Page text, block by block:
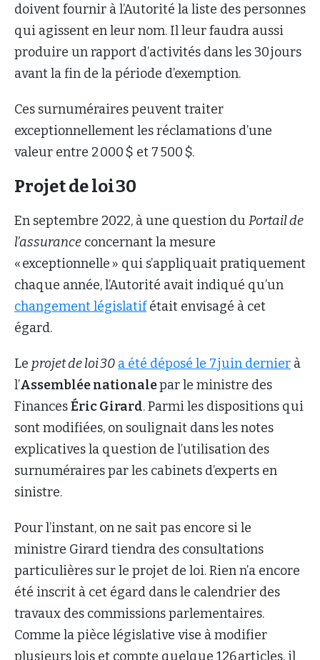
doivent fournir à l’Autorité la liste des personnes
qui agissent en leur nom. Il leur faudra aussi
produire un rapport d’activités dans les 30 jours
avant la fin de la période d’exemption.
Ces surnuméraires peuvent traiter
exceptionnellement les réclamations d’une
valeur entre 2 000 $ et 7 500 $.
Projet de loi 30
En septembre 2022, à une question du Portail de
l’assurance concernant la mesure
« exceptionnelle » qui s’appliquait pratiquement
chaque année, l’Autorité avait indiqué qu’un
changement législatifétait envisagé à cet
égard.
Le projet de loi 30 a été déposé le 7 juin dernier à
l’Assemblée nationalepar le ministre des
FinancesÉric Girard. Parmi les dispositions qui
sont modifiées, on soulignait dans les notes
explicatives la question de l’utilisation des
surnuméraires par les cabinets d’experts en
sinistre.
Pour l’instant, on ne sait pas encore si le
ministre Girard tiendra des consultations
particulières sur le projet de loi. Rien n’a encore
été inscrit à cet égard dans le calendrier des
travaux des commissions parlementaires.
Comme la pièce législative vise à modifier
plusieurs lois et compte quelque 126 articles, il